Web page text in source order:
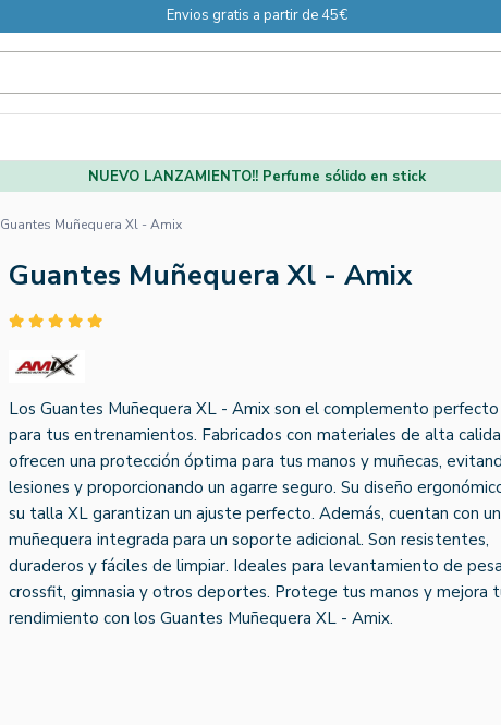
Envios gratis a partir de 45€
NUEVO LANZAMIENTO!! Perfume sólido en stick
Guantes Muñequera Xl - Amix
Guantes Muñequera Xl - Amix
Los Guantes Muñequera XL - Amix son el complemento perfecto
para tus entrenamientos. Fabricados con materiales de alta
ofrecen una protección óptima para tus manos y muñecas,
lesiones y proporcionando un agarre seguro. Su diseño
su talla XL garantizan un ajuste perfecto. Además, cuentan con
muñequera integrada para un soporte adicional. Son resistentes,
duraderos y fáciles de limpiar. Ideales para levantamiento de
crossfit, gimnasia y otros deportes. Protege tus manos y mejora
rendimiento con los Guantes Muñequera XL - Amix.